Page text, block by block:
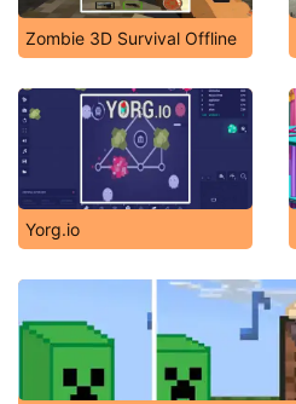
Zombie 3D Survival Offline
Yorg.io